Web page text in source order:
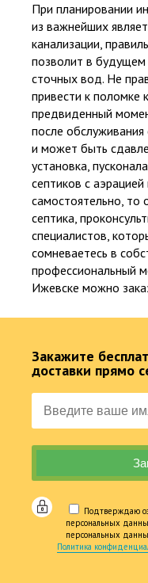
При планировании
из важнейших
канализации,
позволит в будущем
сточных вод. Не
привести к поломке
предвиденный
после
и может быть
установка,
септиков с
самостоятельно, то
септика,
специалистов,
сомневаетесь в
профессиональный
Ижевске можно
Закажите
доставки прямо
Подтверждаю
персональных
персональных
Политика